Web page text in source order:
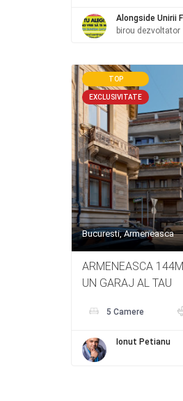
Alongside Unirii
birou dezvoltator
TOP
EXCLUSIVITATE
Bucuresti, Armeneasca
ARMENEASCA
UN GARAJ AL TAU
5 Camere
Ionut Petianu